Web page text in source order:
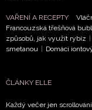
VAŘENÍ A RECEPTY
Francouzská třešňová
způsobů, jak využít rybíz |
smetanou | Domácí
ČLÁNKY ELLE
Každý večer jen